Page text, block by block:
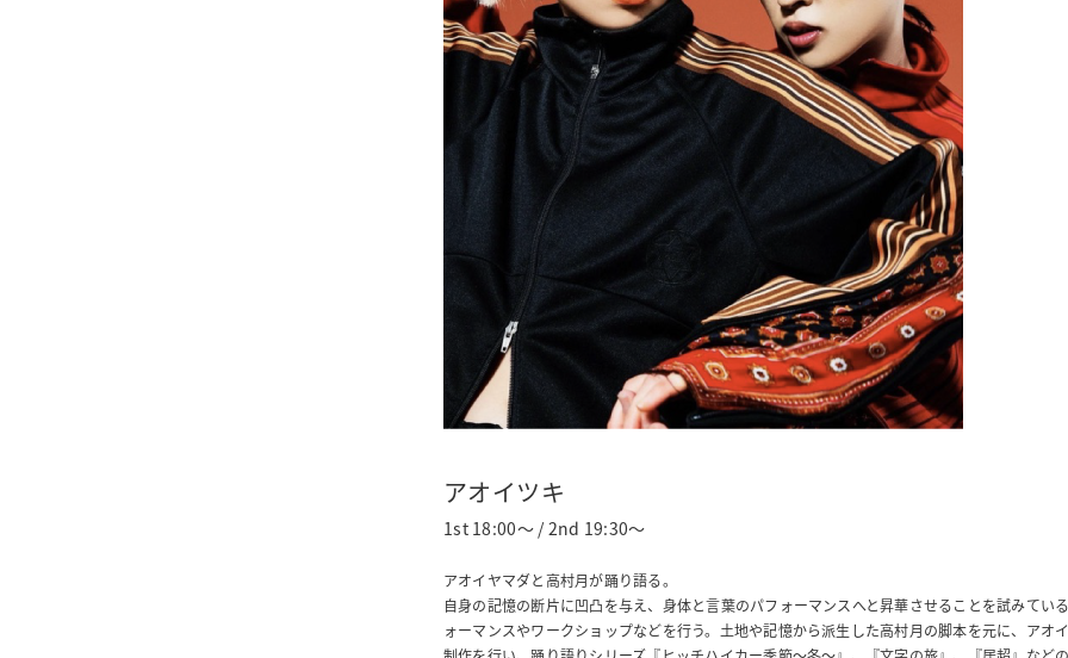
アオイツキ
1st 18:00～ / 2nd 19:30～
アオイヤマダと高村月が踊り語る。
自身の記憶の断片に凹凸を与え、身体と言葉のパフォーマンスへと昇華させることを試みてい
ォーマンスやワークショップなどを行う。土地や記憶から派生した高村月の脚本を元に、アオ